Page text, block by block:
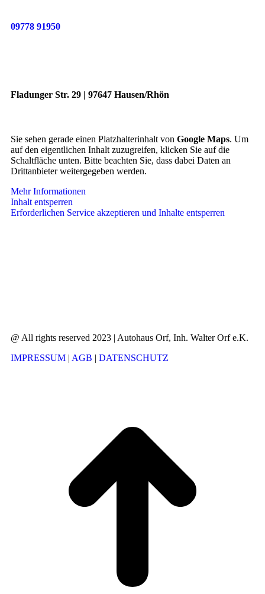
09778 91950
Fladunger Str. 29 | 97647 Hausen/Rhön
Sie sehen gerade einen Platzhalterinhalt von Google Maps. Um
auf den eigentlichen Inhalt zuzugreifen, klicken Sie auf die
Schaltfläche unten. Bitte beachten Sie, dass dabei Daten an
Drittanbieter weitergegeben werden.
Mehr Informationen
Inhalt entsperren
Erforderlichen Service akzeptieren und Inhalte entsperren
@ All rights reserved 2023 | Autohaus Orf, Inh. Walter Orf e.K.
IMPRESSUM | AGB | DATENSCHUTZ